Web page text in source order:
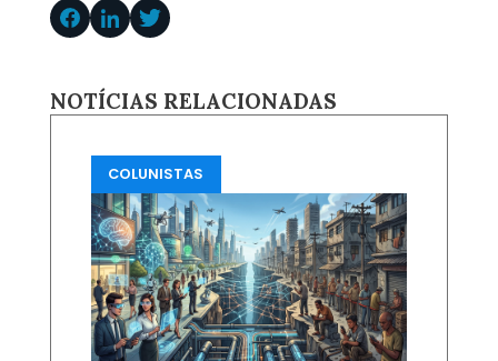
NOTÍCIAS RELACIONADAS
COLUNISTAS